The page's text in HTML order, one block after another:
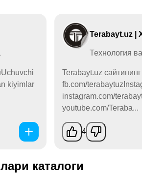
kiyimlar
Terabayt.uz |
Технология
Terabayt.uz
fb.com/
instagram.com/
youtube.com/Teraba...
4
каталоги